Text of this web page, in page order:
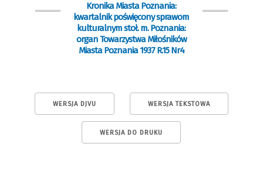
Kronika Miasta Poznania:
kwartalnik poświęcony sprawom
kulturalnym stoł. m. Poznania:
organ Towarzystwa Miłośników
Miasta Poznania 1937 R.15 Nr4
WERSJA DJVU WERSJA TEKSTOWA
WERSJA DO DRUKU